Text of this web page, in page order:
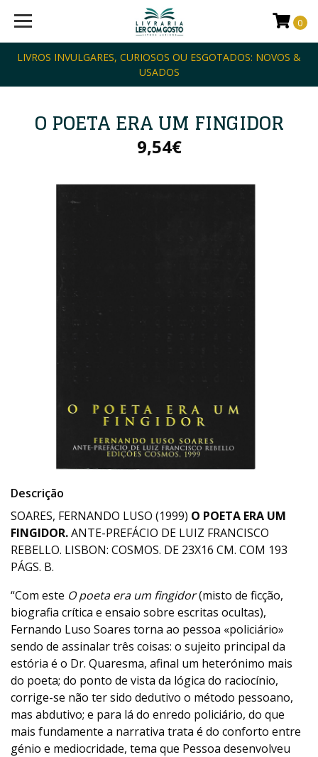
LIVROS INVULGARES, CURIOSOS OU ESGOTADOS: NOVOS &
USADOS
0
O POETA ERA UM FINGIDOR
9,54€
Descrição
SOARES, FERNANDO LUSO (1999) O POETA ERA UM
FINGIDOR.ANTE-PREFÁCIO DE LUIZ FRANCISCO
REBELLO. LISBON: COSMOS. DE 23X16 CM. COM 193
PÁGS. B.
“Com este O poeta era um fingidor(misto de ficção,
biografia crítica e ensaio sobre escritas ocultas),
Fernando Luso Soares torna ao pessoa «policiário»
sendo de assinalar três coisas: o sujeito principal da
estória é o Dr. Quaresma, afinal um heterónimo mais
do poeta; do ponto de vista da lógica do raciocínio,
corrige-se não ter sido dedutivo o método pessoano,
mas abdutivo; e para lá do enredo policiário, do que
mais fundamente a narrativa trata é do conforto entre
génio e mediocridade, tema que Pessoa desenvolveu